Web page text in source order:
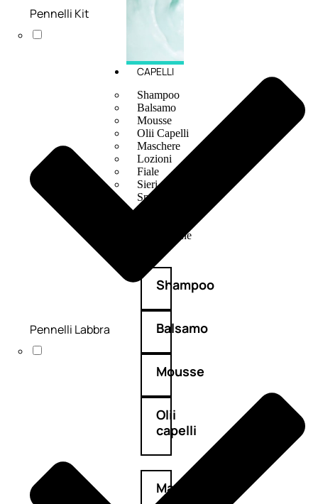
CAPELLI
Shampoo
Balsamo
Mousse
Olii Capelli
Maschere
Lozioni
Fiale
Sieri e Cristalli
Spray
Cera e Crema
Colorazione
Shampoo
Balsamo
Mousse
Olii
capelli
Maschere
Pennelli Kit
Pennelli Labbra